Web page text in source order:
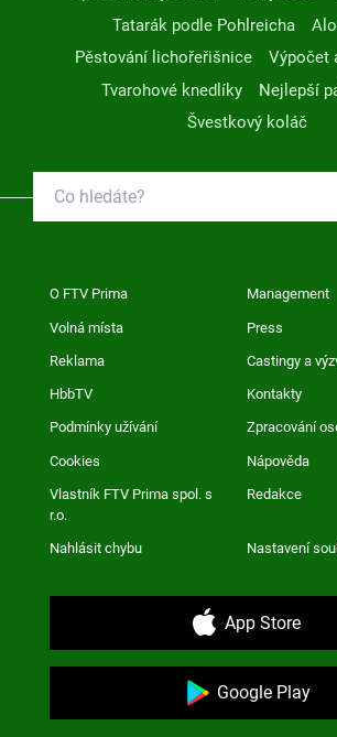
Tatarák podle Pohlreicha
Pěstování lichořeřišnice
Výpočet
Tvarohové knedlíky
Nejlepší
Švestkový koláč
O FTV Prima Management
Volná místa Press
Reklama Castingy a
HbbTV Kontakty
Podmínky užívání Zpracování
Cookies Nápověda
Vlastník FTV Prima spol. s
r.o.
Redakce
Nahlásit chybu Nastavení
App Store
Google Play